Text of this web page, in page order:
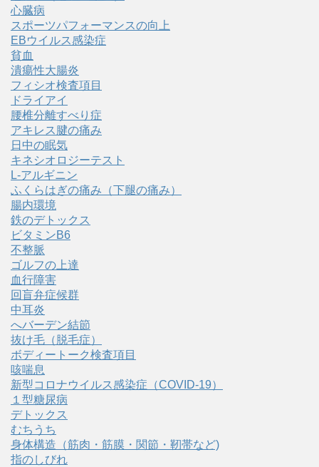
心臓病
スポーツパフォーマンスの向上
EBウイルス感染症
貧血
潰瘍性大腸炎
フィシオ検査項目
ドライアイ
腰椎分離すべり症
アキレス腱の痛み
日中の眠気
キネシオロジーテスト
L-アルギニン
ふくらはぎの痛み（下腿の痛み）
腸内環境
鉄のデトックス
ビタミンB6
不整脈
ゴルフの上達
血行障害
回盲弁症候群
中耳炎
へバーデン結節
抜け毛（脱毛症）
ボディートーク検査項目
咳喘息
新型コロナウイルス感染症（COVID‑19）
１型糖尿病
デトックス
むちうち
身体構造（筋肉・筋膜・関節・靭帯など)
指のしびれ